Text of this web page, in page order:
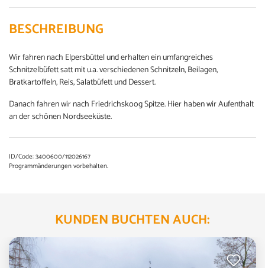
BESCHREIBUNG
Wir fahren nach Elpersbüttel und erhalten ein umfangreiches
Schnitzelbüfett satt mit u.a. verschiedenen Schnitzeln, Beilagen,
Bratkartoffeln, Reis, Salatbüfett und Dessert.
Danach fahren wir nach Friedrichskoog Spitze. Hier haben wir Aufenthalt
an der schönen Nordseeküste.
ID/Code: 3400600/112026167
Programmänderungen vorbehalten.
KUNDEN BUCHTEN AUCH: